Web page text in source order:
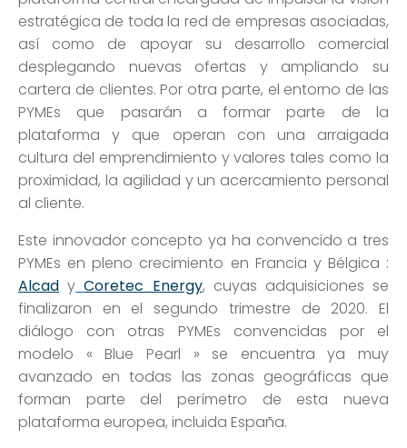
estratégica de toda la red de empresas asociadas,
así como de apoyar su desarrollo comercial
desplegando nuevas ofertas y ampliando su
cartera de clientes. Por otra parte, el entorno de las
PYMEs que pasarán a formar parte de la
plataforma y que operan con una arraigada
cultura del emprendimiento y valores tales como la
proximidad, la agilidad y un acercamiento personal
al cliente.
Este innovador concepto ya ha convencido a tres
PYMEs en pleno crecimiento en Francia y Bélgica :
Alcad y Coretec Energy, cuyas adquisiciones se
finalizaron en el segundo trimestre de 2020. El
diálogo con otras PYMEs convencidas por el
modelo « Blue Pearl » se encuentra ya muy
avanzado en todas las zonas geográficas que
forman parte del perímetro de esta nueva
plataforma europea, incluida España.